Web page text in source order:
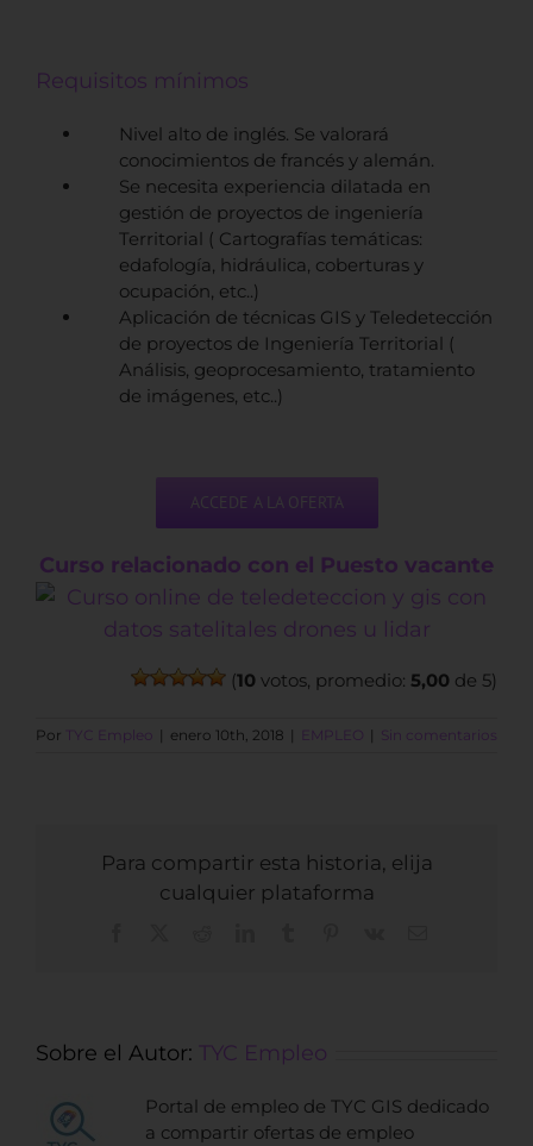
Requisitos mínimos
Nivel alto de inglés. Se valorará
conocimientos de francés y alemán.
Se necesita experiencia dilatada en
gestión de proyectos de ingeniería
Territorial ( Cartografías temáticas:
edafología, hidráulica, coberturas y
ocupación, etc..)
Aplicación de técnicas GIS y Teledetección
de proyectos de Ingeniería Territorial (
Análisis, geoprocesamiento, tratamiento
de imágenes, etc..)
ACCEDE A LA OFERTA
Curso relacionado con el Puesto vacante
(10 votos, promedio: 5,00 de 5)
Por TYC Empleo | enero 10th, 2018 | EMPLEO | Sin comentarios
Para compartir esta historia, elija
cualquier plataforma
Sobre el Autor: TYC Empleo
Portal de empleo de TYC GIS dedicado
a compartir ofertas de empleo